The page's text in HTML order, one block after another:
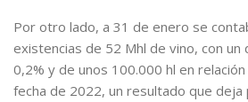
Por otro lado, a 31 de enero se
existencias de 52 Mhl de vino, con un
0,2% y de unos 100.000 hl en
fecha de 2022, un resultado que deja